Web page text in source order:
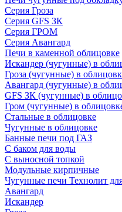
Серия Гроза
Серия GFS ЗК
Серия ГРОМ
Серия Авангард
Печи в каменной облицовке
Искандер (чугунные) в
Гроза (чугунные) в
Авангард (чугунные) в
GFS ЗК (чугунные) в
Гром (чугунные) в
Стальные в облицовке
Чугунные в облицовке
Банные печи под ГАЗ
С баком для воды
С выносной топкой
Модульные кирпичные
Чугунные печи Технолит
Авангард
Искандер